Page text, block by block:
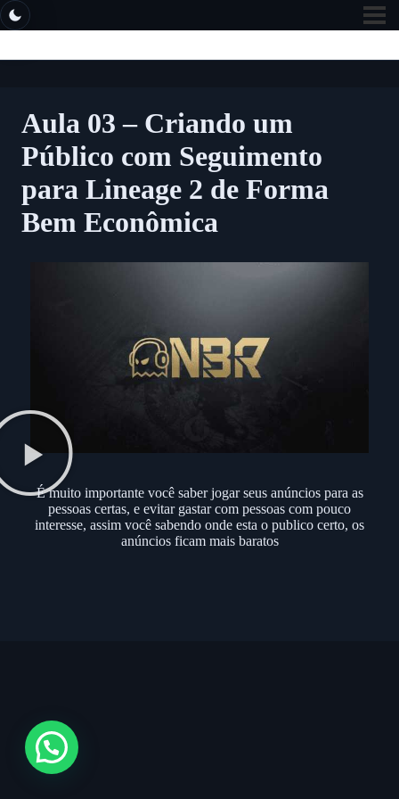
Aula 03 – Criando um
Público com Seguimento
para Lineage 2 de Forma
Bem Econômica
É muito importante você saber jogar seus anúncios para as
pessoas certas, e evitar gastar com pessoas com pouco
interesse, assim você sabendo onde esta o publico certo, os
anúncios ficam mais baratos